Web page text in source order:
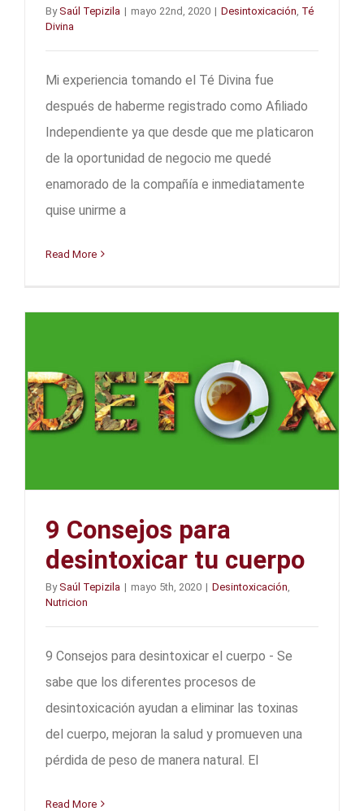
BySaúl Tepizila | mayo 22nd, 2020 | Desintoxicación Té
Divina
Mi experiencia tomando el Té Divina fue
después de haberme registrado como Afiliado
Independiente ya que desde que me platicaron
de la oportunidad de negocio me quedé
enamorado de la compañía e inmediatamente
quise unirme a
Read More
9 Consejos para
desintoxicar tu cuerpo
BySaúl Tepizila | mayo 5th, 2020 | Desintoxicación
Nutricion
9 Consejos para desintoxicar el cuerpo - Se
sabe que los diferentes procesos de
desintoxicación ayudan a eliminar las toxinas
del cuerpo, mejoran la salud y promueven una
pérdida de peso de manera natural. El
Read More